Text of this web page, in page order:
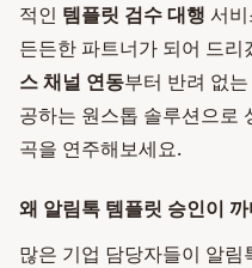
적인 템플릿 검수 대행 서
든든한 파트너가 되어 드리
스 채널 연동부터 반려 없
공하는 원스톱 솔루션으로
곡을 연주해보세요.
왜 알림톡 템플릿 승인이
많은 기업 담당자들이 알